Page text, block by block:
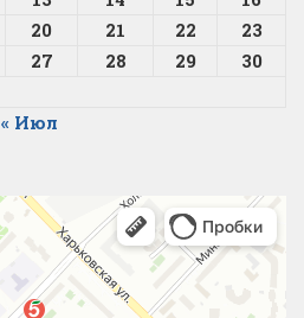
20 21 22
23
27 28 29
30
« Июл